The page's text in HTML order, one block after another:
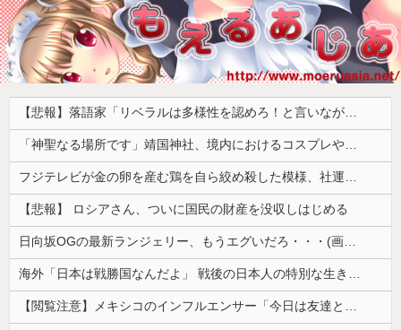
【悲報】落語家「リベラルは多様性を認めろ！と言いながら自分達と違う意見には執拗に攻撃してくる！」ｗｗｗｗｗｗｗｗｗｗｗｗｗｗ
「神聖なる場所です」靖国神社、境内におけるコスプレや軍装の禁止を発表
フジテレビが金の卵を産む鶏を自ら絞め殺した模様、社運を賭けたドル箱コンテンツが御蔵入りになってしまい……
【悲報】 ロシアさん、ついに国民の財産を没収しはじめる
日向坂OGの最新ランジェリー、もうエグいだろ・・・(画像どーん)
海外「日本は戦勝国なんだよ」 戦後の日本人の特別な生き様に各国から称賛の声
【閲覧注意】メキシコのインフルエンサー「今日は友達と配達員のアルバイトを体験してみるよ！！」←結果・・・